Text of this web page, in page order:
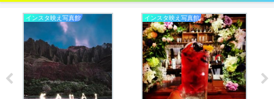
インスタ映え写真館 インスタ映え写真館